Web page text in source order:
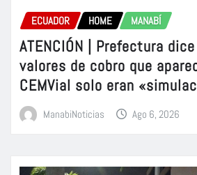
ECUADOR HOME MANABÍ
ATENCIÓN | Prefectura
valores de cobro que
CEMVial solo eran
ManabiNoticias Ago 6, 2026